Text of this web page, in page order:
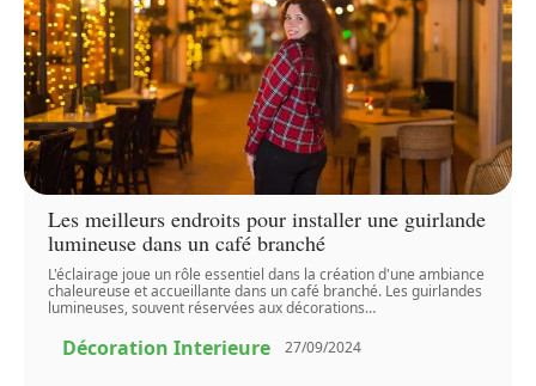
Les meilleurs endroits pour installer une guirlande
lumineuse dans un café branché
L'éclairage joue un rôle essentiel dans la création d'une ambiance
chaleureuse et accueillante dans un café branché. Les guirlandes
lumineuses, souvent réservées aux décorations…
Décoration Interieure 27/09/2024